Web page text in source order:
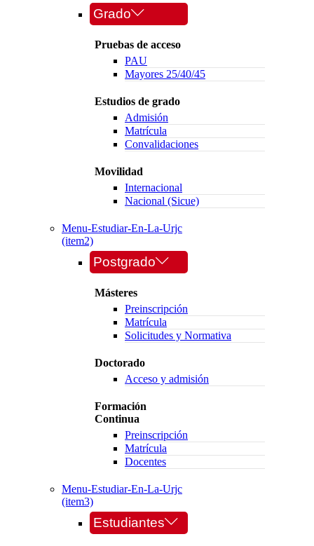
Grado
Pruebas de acceso
PAU
Mayores 25/40/45
Estudios de grado
Admisión
Matrícula
Convalidaciones
Movilidad
Internacional
Nacional (Sicue)
Menu-Estudiar-En-La-Urjc
(item2)
Postgrado
Másteres
Preinscripción
Matrícula
Solicitudes y Normativa
Doctorado
Acceso y admisión
Formación
Continua
Preinscripción
Matrícula
Docentes
Menu-Estudiar-En-La-Urjc
(item3)
Estudiantes